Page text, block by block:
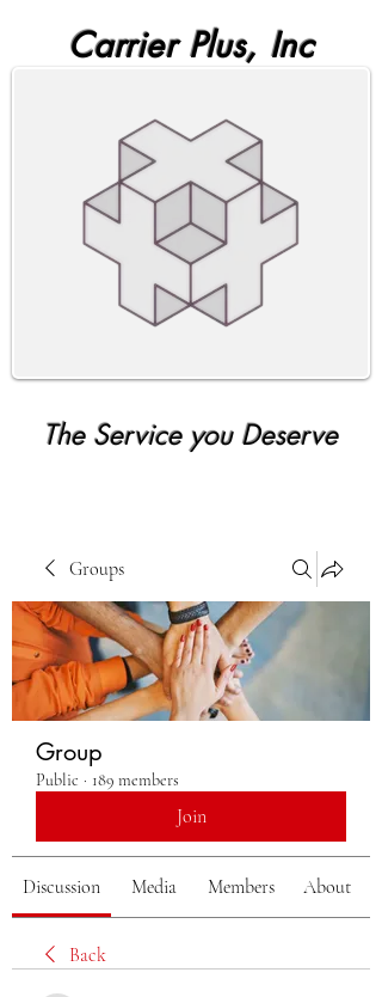
Carrier Plus, Inc
The Service you Deserve
Groups
Group
Public · 189 members
Join
Discussion Media Members About
Back